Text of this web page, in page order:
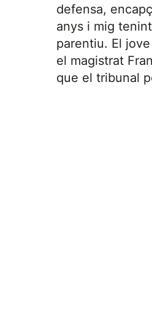
defensa,
anys i mig
parentiu. El
el magistrat
que el tribunal